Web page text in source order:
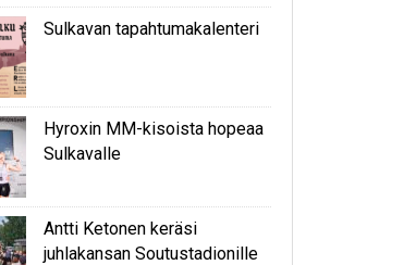
Sulkavan tapahtumakalenteri
Hyroxin MM-kisoista hopeaa
Sulkavalle
Antti Ketonen keräsi
juhlakansan Soutustadionille